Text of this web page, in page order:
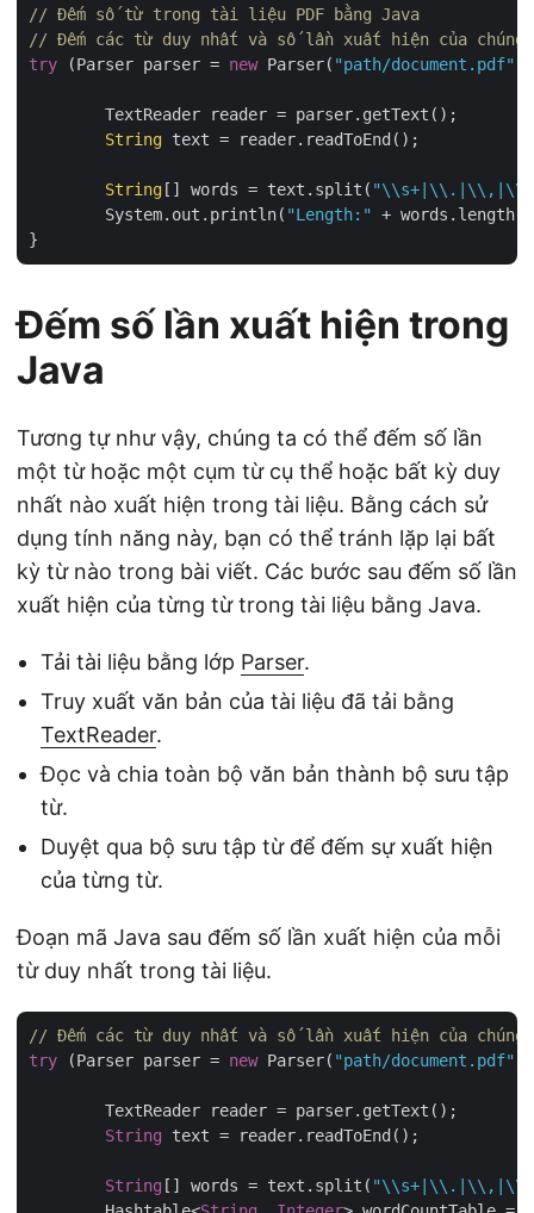
// Đếm số từ trong tài liệu PDF bằng Java
// Đếm các từ duy nhất và số lần xuất hiện của
try (Parser parser = new Parser( "path/document.pdf"
String text = reader.readToEnd();
String [] words = text.split(
	System.out.println(
"Length:"
+ words.length);
Đếm số lần xuất hiện trong
Java
Tương tự như vậy, chúng ta có thể đếm số lần
một từ hoặc một cụm từ cụ thể hoặc bất kỳ duy
nhất nào xuất hiện trong tài liệu. Bằng cách sử
dụng tính năng này, bạn có thể tránh lặp lại bất
kỳ từ nào trong bài viết. Các bước sau đếm số lần
xuất hiện của từng từ trong tài liệu bằng Java.
Tải tài liệu bằng lớp Parser.
Truy xuất văn bản của tài liệu đã tải bằng
TextReader.
Đọc và chia toàn bộ văn bản thành bộ sưu tập
từ.
Duyệt qua bộ sưu tập từ để đếm sự xuất hiện
của từng từ.
Đoạn mã Java sau đếm số lần xuất hiện của mỗi
từ duy nhất trong tài liệu.
// Đếm các từ duy nhất và số lần xuất hiện của
try (Parser parser = new Parser( "path/document.pdf"
String text = reader.readToEnd();
String [] words = text.split(